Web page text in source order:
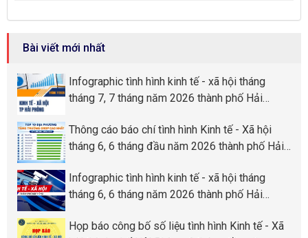
Bài viết mới nhất
Infographic tình hình kinh tế - xã hội tháng
tháng 7, 7 tháng năm 2026 thành phố Hải
Thông cáo báo chí tình hình Kinh tế - Xã hội
tháng 6, 6 tháng đầu năm 2026 thành phố Hải
Infographic tình hình kinh tế - xã hội tháng
tháng 6, 6 tháng năm 2026 thành phố Hải
Họp báo công bố số liệu tình hình Kinh tế - Xã